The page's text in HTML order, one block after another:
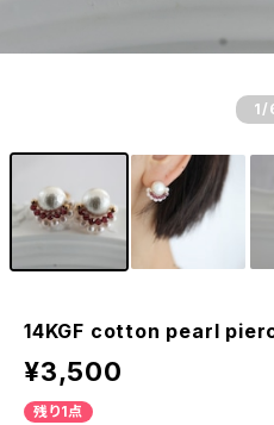
1 /
14KGF cotton pearl
¥3,500
残り1点